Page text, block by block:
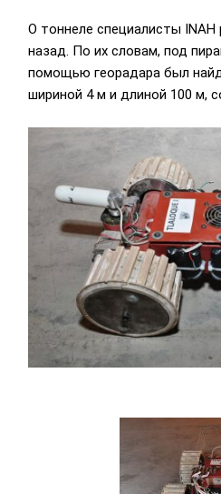
О тоннеле специалисты INAH
назад. По их словам, под
помощью георадара был
шириной 4 м и длиной 100 м,